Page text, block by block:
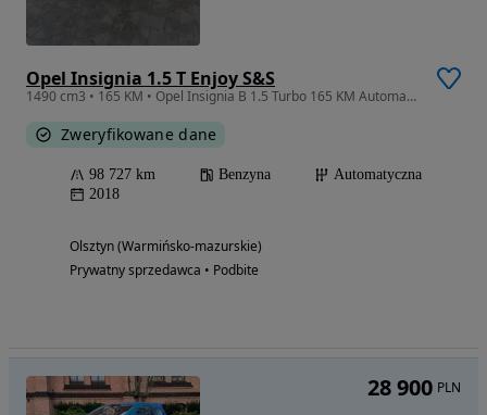
Opel Insignia 1.5 T Enjoy S&S
1490 cm3 • 165 KM • Opel Insignia B 1.5 Turbo 165 KM Automat | Enjoy | 2018 | Salon Polska
Zweryfikowane dane
98 727 km Benzyna
Automatyczna
2018
Olsztyn (Warmińsko-mazurskie)
Prywatny sprzedawca • Podbite
28 900 PLN